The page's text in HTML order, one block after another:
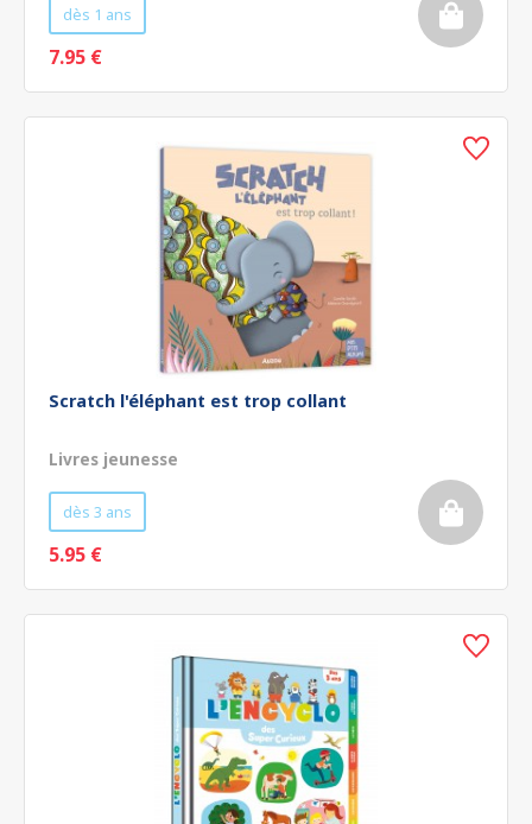
dès 1 ans
7.95 €
Scratch l'éléphant est trop collant
Livres jeunesse
dès 3 ans
5.95 €